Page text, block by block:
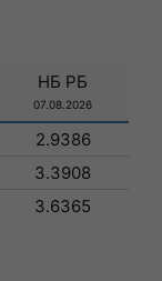
НБ РБ
07.08.2026
2.9386
3.3908
3.6365